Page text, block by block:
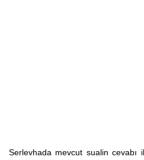
Serlevhada mevcut sualin cevabı